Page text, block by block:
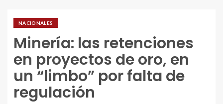
NACIONALES
Minería: las retenciones
en proyectos de oro, en
un “limbo” por falta de
regulación